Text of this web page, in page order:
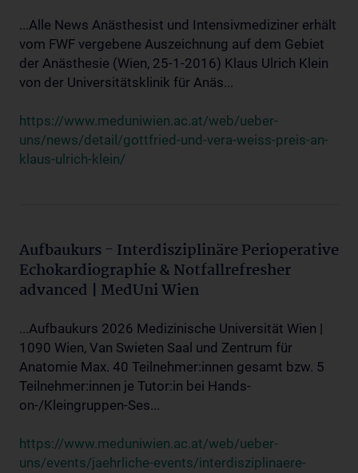
...Alle News Anästhesist und Intensivmediziner erhält
vom FWF vergebene Auszeichnung auf dem Gebiet
der Anästhesie (Wien, 25-1-2016) Klaus Ulrich Klein
von der Universitätsklinik für Anäs...
https://www.meduniwien.ac.at/web/ueber-
uns/news/detail/gottfried-und-vera-weiss-preis-an-
klaus-ulrich-klein/
Aufbaukurs - Interdisziplinäre Perioperative
Echokardiographie & Notfallrefresher
advanced | MedUni Wien
...Aufbaukurs 2026 Medizinische Universität Wien |
1090 Wien, Van Swieten Saal und Zentrum für
Anatomie Max. 40 Teilnehmer:innen gesamt bzw. 5
Teilnehmer:innen je Tutor:in bei Hands-
on-/Kleingruppen-Ses...
https://www.meduniwien.ac.at/web/ueber-
uns/events/jaehrliche-events/interdisziplinaere-